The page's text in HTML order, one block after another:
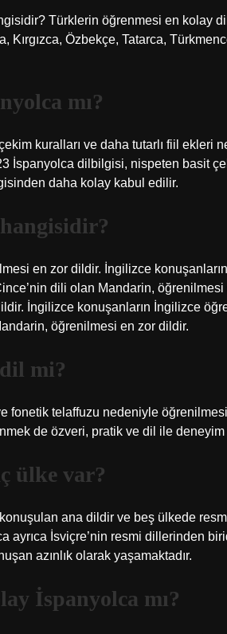
Türklerin öğrenmesi en kolay
Kırgızca, Özbekçe, Tatarca,
mı?
kuralları ve daha tutarlı fiil
İspanyolca dilbilgisi, nispeten basit
daha kolay kabul edilir.
en zor dildir. İngilizce
dili olan Mandarin, öğrenilmesi
İngilizce konuşanların İngilizce
öğrenilmesi en zor dildir.
mi?
fonetik telaffuzu nedeniyle
de özveri, pratik ve dil ile deneyim
ülke var?
ana dildir ve beş ülkede
ayrıca İsviçre’nin resmi dillerinden
azınlık olarak yaşamaktadır.
İspanyolca mı?